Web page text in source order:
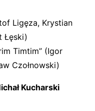
Ligęza, Krystian
Łęski)
Timtim” (Igor
Czołnowski)
Kucharski